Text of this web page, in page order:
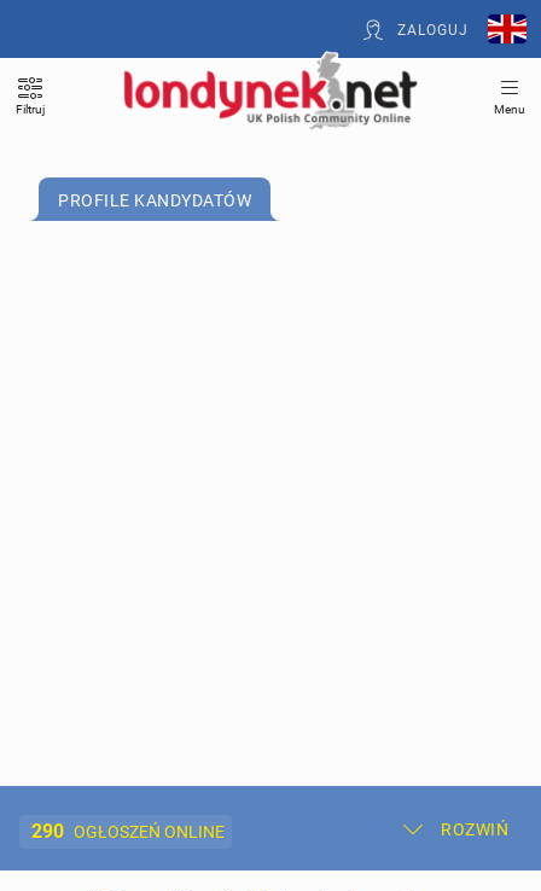
ZALOGUJ
Filtruj Menu
PROFILE KANDYDATÓW
290 OGŁOSZEŃ ONLINE ROZWIŃ